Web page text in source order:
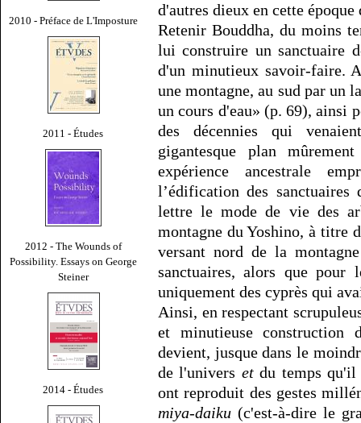
2010 - Préface de L'Imposture
2011 - Études
2012 - The Wounds of
Possibility. Essays on George
Steiner
2014 - Études
d'autres dieux en cette
Retenir Bouddha, du moins
lui construire un sanctuaire
d'un minutieux savoir-faire.
une montagne, au sud par un
un cours d'eau» (p. 69), ainsi
des décennies qui
gigantesque plan
expérience ancestrale
l’édification des
lettre le mode de vie des
montagne du Yoshino, à titre
versant nord de la
sanctuaires, alors que pour
uniquement des cyprès qui
Ainsi, en respectant
et minutieuse construction
devient, jusque dans le
de l'univers etdu temps qu'il
ont reproduit des gestes
miya-daiku (c'est-à-dire le